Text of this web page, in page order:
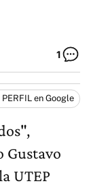
1
en Google
Gustavo
UTEP